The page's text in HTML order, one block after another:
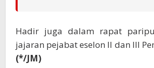
Hadir juga dalam rapat
jajaran pejabat eselon II dan III
(*/JM)